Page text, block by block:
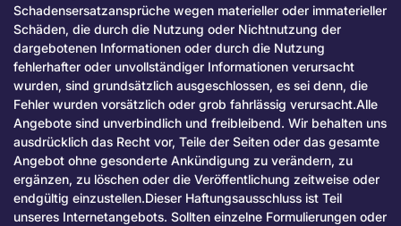
Schadensersatzansprüche wegen materieller oder immaterieller
Schäden, die durch die Nutzung oder Nichtnutzung der
dargebotenen Informationen oder durch die Nutzung
fehlerhafter oder unvollständiger Informationen verursacht
wurden, sind grundsätzlich ausgeschlossen, es sei denn, die
Fehler wurden vorsätzlich oder grob fahrlässig verursacht.Alle
Angebote sind unverbindlich und freibleibend. Wir behalten uns
ausdrücklich das Recht vor, Teile der Seiten oder das gesamte
Angebot ohne gesonderte Ankündigung zu verändern, zu
ergänzen, zu löschen oder die Veröffentlichung zeitweise oder
endgültig einzustellen.Dieser Haftungsausschluss ist Teil
unseres Internetangebots. Sollten einzelne Formulierungen oder